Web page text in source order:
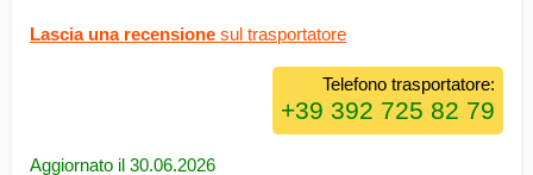
Lascia una recensione sul trasportatore
Aggiornato il 30.06.2026
Telefono trasportatore: